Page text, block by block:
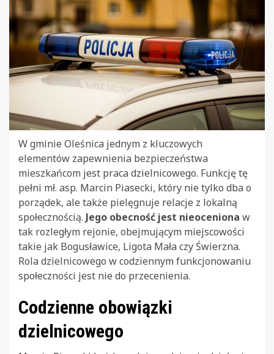
W gminie Oleśnica jednym z kluczowych
elementów zapewnienia bezpieczeństwa
mieszkańcom jest praca dzielnicowego. Funkcję tę
pełni mł. asp. Marcin Piasecki, który nie tylko dba o
porządek, ale także pielęgnuje relacje z lokalną
społecznością. Jego obecność jest nieoceniona w
tak rozległym rejonie, obejmującym miejscowości
takie jak Bogusławice, Ligota Mała czy Świerzna.
Rola dzielnicowego w codziennym funkcjonowaniu
społeczności jest nie do przecenienia.
Codzienne obowiązki
dzielnicowego